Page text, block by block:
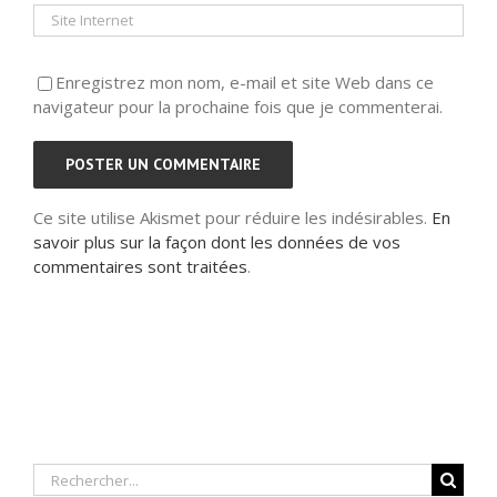
Enregistrez mon nom, e-mail et site Web dans ce
navigateur pour la prochaine fois que je commenterai.
Ce site utilise Akismet pour réduire les indésirables. En
savoir plus sur la façon dont les données de vos
commentaires sont traitées.
Rechercher: